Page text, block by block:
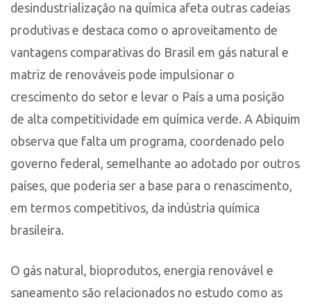
desindustrialização na química afeta outras cadeias
produtivas e destaca como o aproveitamento de
vantagens comparativas do Brasil em gás natural e
matriz de renováveis pode impulsionar o
crescimento do setor e levar o País a uma posição
de alta competitividade em química verde. A Abiquim
observa que falta um programa, coordenado pelo
governo federal, semelhante ao adotado por outros
países, que poderia ser a base para o renascimento,
em termos competitivos, da indústria química
brasileira.
O gás natural, bioprodutos, energia renovável e
saneamento são relacionados no estudo como as